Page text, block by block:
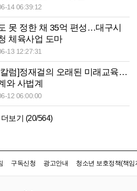
14 06:39:12
못 정한 채 35억 편성…대구시
체육사업 도마
13 12:27:31
럼]정재걸의 오래된 미래교육…
와 사법계
12 06:00:00
더보기 (20/564)
구독신청 광고안내 청소년 보호정책(책임